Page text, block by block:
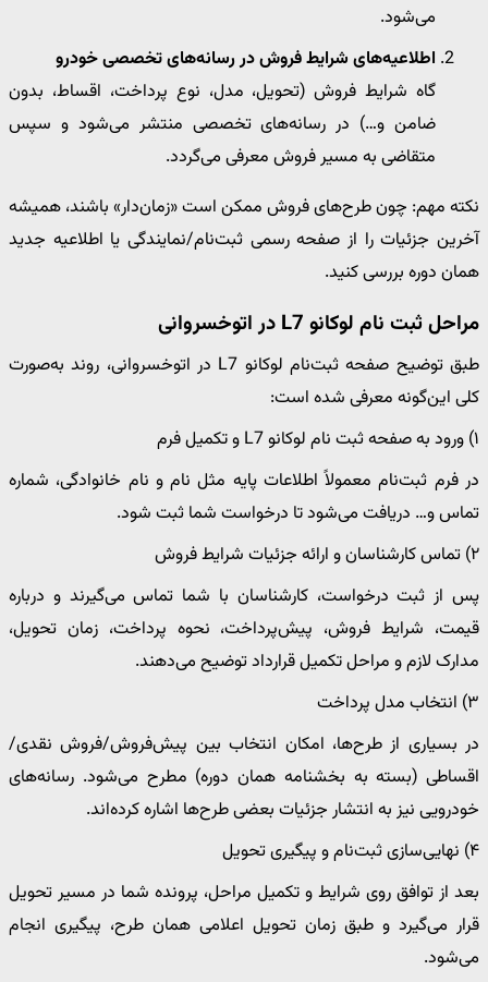
می‌شود.
اطلاعیه‌های شرایط فروش در رسانه‌های تخصصی خودرو
گاه شرایط فروش (تحویل، مدل، نوع پرداخت، اقساط، بدون
ضامن و…) در رسانه‌های تخصصی منتشر می‌شود و سپس
متقاضی به مسیر فروش معرفی می‌گردد.
نکته مهم: چون طرح‌های فروش ممکن است «زمان‌دار» باشند، همیشه
آخرین جزئیات را از صفحه رسمی ثبت‌نام/نمایندگی یا اطلاعیه جدید
همان دوره بررسی کنید.
مراحل ثبت نام لوکانو L7 در اتوخسروانی
طبق توضیح صفحه ثبت‌نام لوکانو L7 در اتوخسروانی، روند به‌صورت
کلی این‌گونه معرفی شده است:
۱) ورود به صفحه ثبت نام لوکانو L7 و تکمیل فرم
در فرم ثبت‌نام معمولاً اطلاعات پایه مثل نام و نام خانوادگی، شماره
تماس و… دریافت می‌شود تا درخواست شما ثبت شود.
۲) تماس کارشناسان و ارائه جزئیات شرایط فروش
پس از ثبت درخواست، کارشناسان با شما تماس می‌گیرند و درباره
قیمت، شرایط فروش، پیش‌پرداخت، نحوه پرداخت، زمان تحویل،
مدارک لازم و مراحل تکمیل قرارداد توضیح می‌دهند.
۳) انتخاب مدل پرداخت
در بسیاری از طرح‌ها، امکان انتخاب بین پیش‌فروش/فروش نقدی/
اقساطی (بسته به بخشنامه همان دوره) مطرح می‌شود. رسانه‌های
خودرویی نیز به انتشار جزئیات بعضی طرح‌ها اشاره کرده‌اند.
۴) نهایی‌سازی ثبت‌نام و پیگیری تحویل
بعد از توافق روی شرایط و تکمیل مراحل، پرونده شما در مسیر تحویل
قرار می‌گیرد و طبق زمان تحویل اعلامی همان طرح، پیگیری انجام
می‌شود.